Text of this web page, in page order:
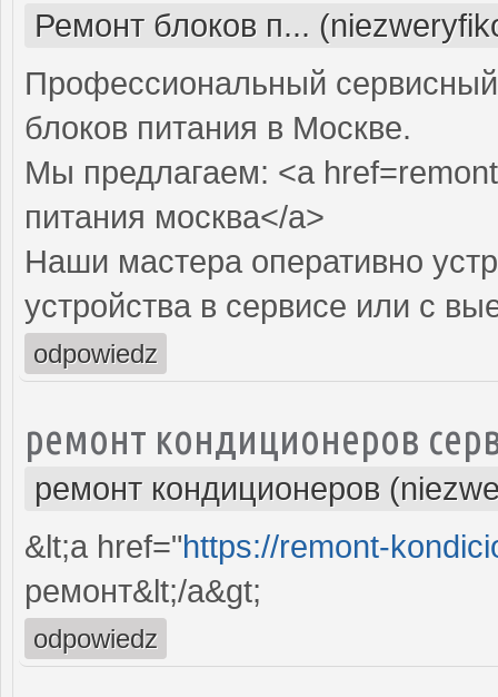
Ремонт блоков п...
Профессиональный
блоков питания в Москве.
Мы предлагаем: <a
питания москва</a>
Наши мастера оперативно
устройства в сервисе или с
odpowiedz
ремонт кондиционеров
ремонт кондиционеров
&lt;a href="https://remont-
ремонт&lt;/a&gt;
odpowiedz